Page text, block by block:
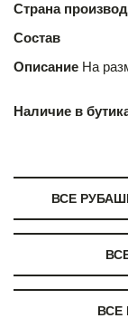
Страна
Состав
Описание На
Наличие в
ВСЕ
ВСЕ